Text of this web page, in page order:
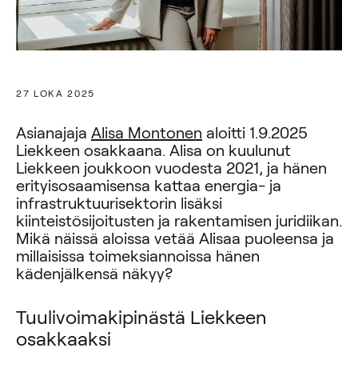
27 LOKA 2025
Asianajaja Alisa Montonen aloitti 1.9.2025
Liekkeen osakkaana. Alisa on kuulunut
Liekkeen joukkoon vuodesta 2021, ja hänen
erityisosaamisensa kattaa energia- ja
infrastruktuurisektorin lisäksi
kiinteistösijoitusten ja rakentamisen juridiikan.
Mikä näissä aloissa vetää Alisaa puoleensa ja
millaisissa toimeksiannoissa hänen
kädenjälkensä näkyy?
Tuulivoimakipinästä Liekkeen
osakkaaksi